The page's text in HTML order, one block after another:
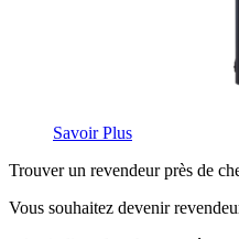
Savoir Plus
Trouver un revendeur près de
Vous souhaitez devenir